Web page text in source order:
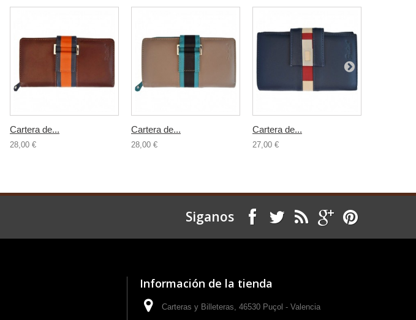
Cartera de...
28,00 €
Cartera de...
28,00 €
Cartera de...
27,00 €
Siganos
Información de la tienda
Carteras y Billeteras, 46530 Puçol - Valencia